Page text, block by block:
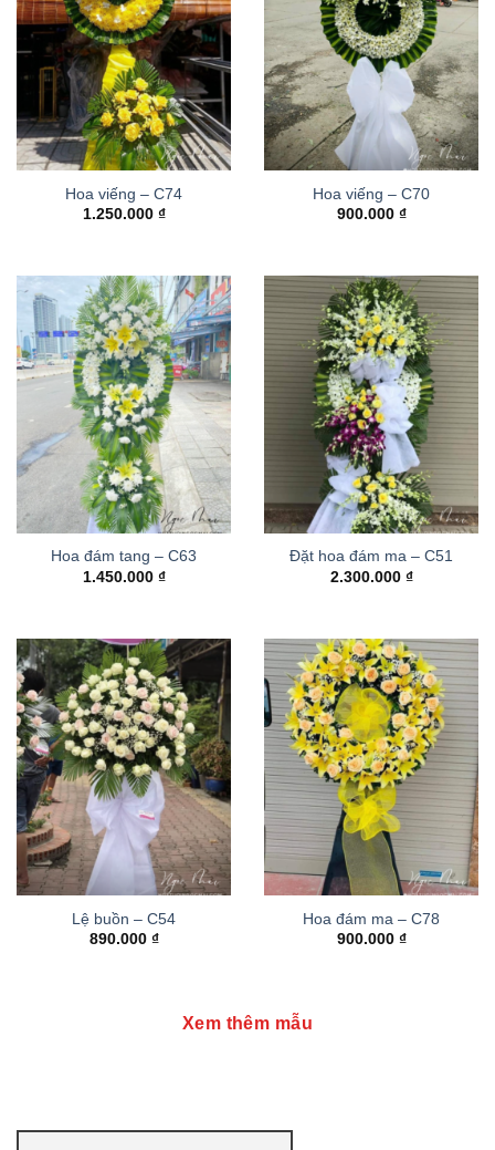
Hoa viếng – C74
1.250.000 ₫
Hoa viếng – C70
900.000 ₫
Hoa đám tang – C63
1.450.000 ₫
Đặt hoa đám ma – C51
2.300.000 ₫
Lệ buồn – C54
890.000 ₫
Hoa đám ma – C78
900.000 ₫
Xem thêm mẫu